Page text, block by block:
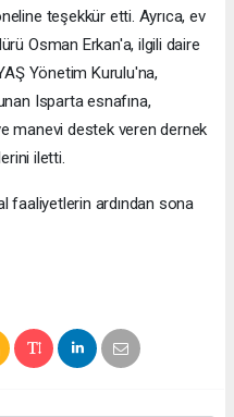
teşekkür etti. Ayrıca, ev
Osman Erkan'a, ilgili daire
Yönetim Kurulu'na,
Isparta esnafına,
manevi destek veren dernek
iletti.
faaliyetlerin ardından sona